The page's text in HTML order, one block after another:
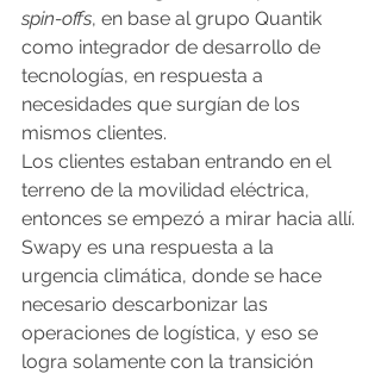
spin-offs, en base al grupo Quantik
como integrador de desarrollo de
tecnologías, en respuesta a
necesidades que surgían de los
mismos clientes.
Los clientes estaban entrando en el
terreno de la movilidad eléctrica,
entonces se empezó a mirar hacia allí.
Swapy es una respuesta a la
urgencia climática, donde se hace
necesario descarbonizar las
operaciones de logística, y eso se
logra solamente con la transición